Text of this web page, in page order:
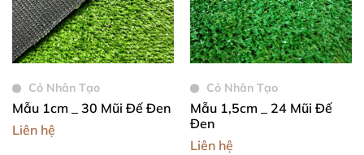
Cỏ Nhân Tạo
Mẫu 1cm _ 30 Mũi Đế Đen
Liên hệ
Cỏ Nhân Tạo
Mẫu 1,5cm _ 24 Mũi Đế
Đen
Liên hệ